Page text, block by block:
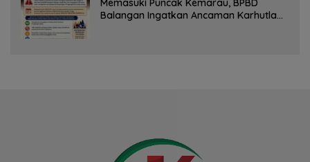
Memasuki Puncak Kemarau, BPBD
Balangan Ingatkan Ancaman Karhutla